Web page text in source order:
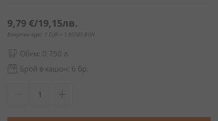
9,79 €/19,15лв.
Валутен курс: 1 EUR = 1.95583 BGN
Обем: 0.750 л.
Брой в кашон: 6 бр.